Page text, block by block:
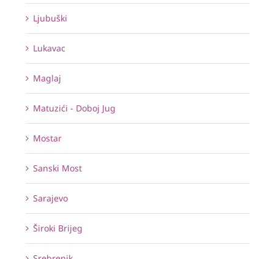
Ljubuški
Lukavac
Maglaj
Matuzići - Doboj Jug
Mostar
Sanski Most
Sarajevo
Široki Brijeg